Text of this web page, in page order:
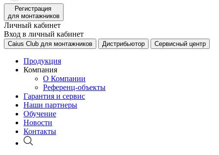
Регистрация
для монтажников
Личный кабинет
Вход в личный кабинет
Caius Club для монтажников Дистрибьютор Сервисный центр
Продукция
Компания
О Компании
Референц-объекты
Гарантия и сервис
Наши партнеры
Обучение
Новости
Контакты